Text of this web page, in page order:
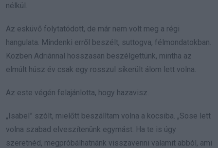
nélkül.
Az esküvő folytatódott, de már nem volt meg a régi
hangulata. Mindenki erről beszélt, suttogva, félmondatokban.
Közben Adriánnal hosszasan beszélgettünk, mintha az
elmúlt húsz év csak egy rosszul sikerült álom lett volna.
Az este végén felajánlotta, hogy hazavisz.
„Isabel” szólt, mielőtt beszálltam volna a kocsiba. „Sose lett
volna szabad elveszítenünk egymást. Ha te is úgy
szeretnéd, megpróbálhatnánk visszavenni valamit abból, ami